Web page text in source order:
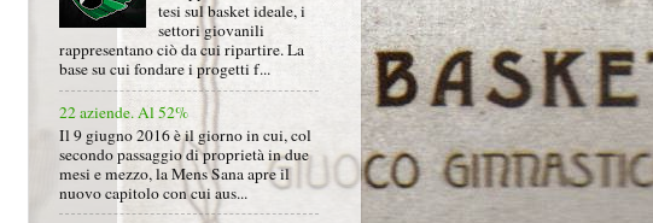
tesi sul basket ideale, i
settori giovanili
rappresentano ciò da cui ripartire. La
base su cui fondare i progetti f...
22 aziende. Al 52%
Il 9 giugno 2016 è il giorno in cui, col
secondo passaggio di proprietà in due
mesi e mezzo, la Mens Sana apre il
nuovo capitolo con cui aus...